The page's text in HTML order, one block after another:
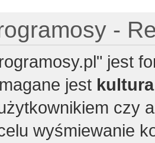
-
jest
jest
czy
wyśmiewanie